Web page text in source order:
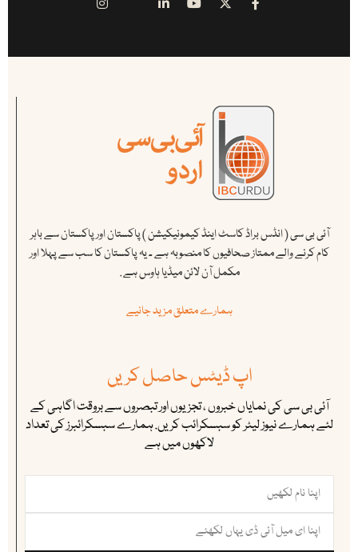
آئی بی سی ( انڈس براڈ کاسٹ اینڈ کیمونیکیشن ) پاکستان اور پاکستان سے باہر
کام کرنے والے ممتاز صحافیوں کا منصوبہ ہے ۔ یہ پاکستان کا سب سے پہلا اور
مکمل آن لائن میڈیا ہاوس ہے .
ہمارے متعلق مزید جانیے
اپ ڈیٹس حاصل کریں
آئی بی سی کی نمایاں خبروں ، تجزیوں اور تبصروں سے بروقت اگاہی کے
لئے ہمارے نیوز لیٹر کو سبسکرائب کریں. ہمارے سبسکرائبرز کی تعداد
لاکھوں میں ہے